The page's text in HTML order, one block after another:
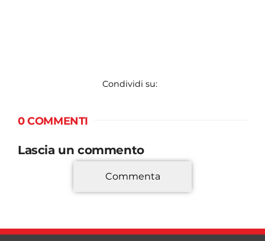
Condividi su:
0 COMMENTI
Lascia un commento
*
Commenta